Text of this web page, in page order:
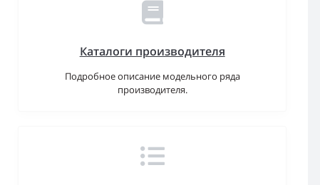
Каталоги производителя
Подробное описание модельного ряда
производителя.